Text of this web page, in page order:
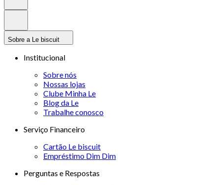
Sobre a Le biscuit
Institucional
Sobre nós
Nossas lojas
Clube Minha Le
Blog da Le
Trabalhe conosco
Serviço Financeiro
Cartão Le biscuit
Empréstimo Dim Dim
Perguntas e Respostas